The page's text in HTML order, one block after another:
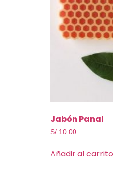
Jabón Panal
S/ 10.00
Añadir al carrito